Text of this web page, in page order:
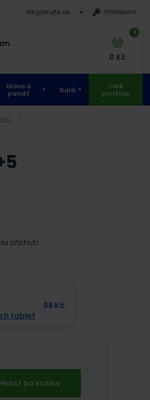
Registrujte se Přihlášení
0
0 Kč
Hlava a
paměť
Další
Celé
portfolio
C
příchutí.
tablet
98 Kč
DO KOŠÍKU